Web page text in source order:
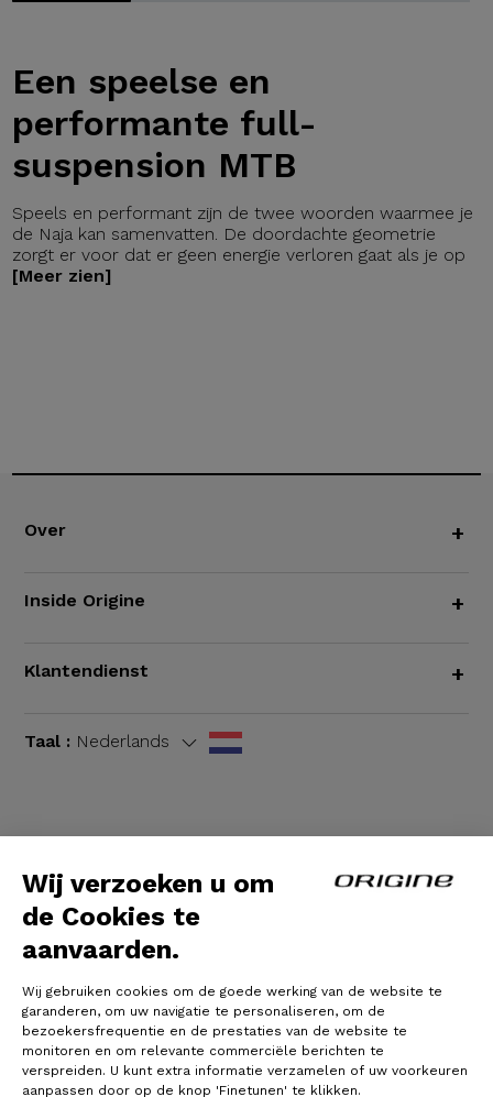
Wij verzoeken u om
de Cookies te
aanvaarden.
Wij gebruiken cookies om de goede werking van de website te
garanderen, om uw navigatie te personaliseren, om de
bezoekersfrequentie en de prestaties van de website te
monitoren en om relevante commerciële berichten te
verspreiden. U kunt extra informatie verzamelen of uw voorkeuren
aanpassen door op de knop 'Finetunen' te klikken.
Een speelse en
performante full-
suspension MTB
Speels en performant zijn de twee woorden waarmee je
de Naja kan samenvatten. De doordachte geometrie
zorgt er voor dat er geen energie verloren gaat als je op
[Meer zien]
Over +
Inside Origine +
Klantendienst +
Taal : Nederlands
© Origine Cycles